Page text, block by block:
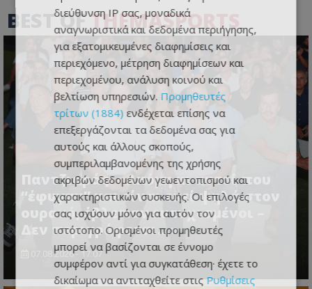
BEST OFTHEMASPORTS
Παντζιαράς: «Ακόμη κι αυτοί που
“έφυγαν” και είναι εκεί ψηλά στον
ουρανό, έβλεπαν ευτυχισμένοι –
Δεν περιγράφεται…»
07.08.2026 - 17:07
διεύθυνση IP σας, μοναδικά
αναγνωριστικά και δεδομένα περιήγησης,
για εξατομικευμένες διαφημίσεις και
περιεχόμενο, μέτρηση διαφημίσεων και
περιεχομένου, ανάλυση κοινού και
βελτίωση υπηρεσιών. Προμηθευτές
τρίτων (1884) ενδέχεται επίσης να
επεξεργάζονται τα δεδομένα σας για
αυτούς και άλλους σκοπούς,
συμπεριλαμβανομένης της χρήσης
ακριβών δεδομένων γεωεντοπισμού και
χαρακτηριστικών συσκευής. Οι επιλογές
σας ισχύουν μόνο για αυτόν τον
ιστότοπο. Ορισμένοι προμηθευτές
μπορεί να βασίζονται σε έννομο
συμφέρον αντί για συγκατάθεση· έχετε το
δικαίωμα να αντιταχθείτε στιςΡυθμίσεις